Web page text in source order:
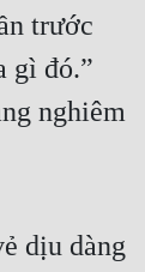
trước
gì đó.”
nghiêm
dịu dàng